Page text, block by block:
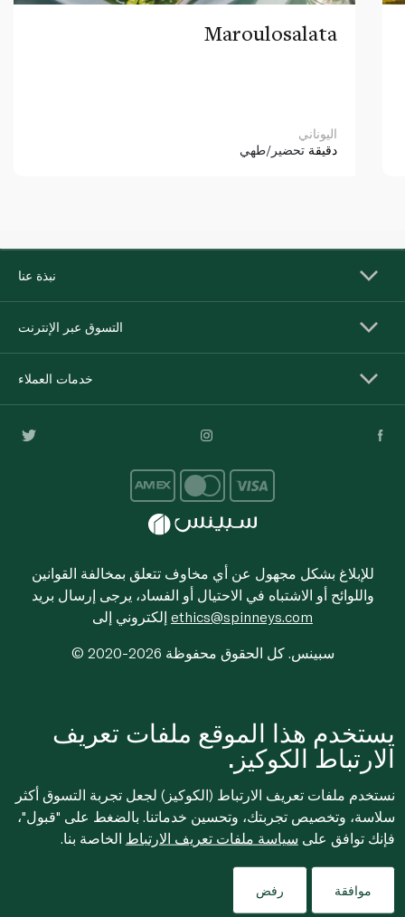
Maroulosalata
اليوناني
دقيقة تحضير/طهي
نبذة عنا
التسوق عبر الإنترنت
خدمات العملاء
للإبلاغ بشكل مجهول عن أي مخاوف تتعلق بمخالفة القوانين
واللوائح أو الاشتباه في الاحتيال أو الفساد، يرجى إرسال بريد
ethics@spinneys.com
© 2020-2026 سبينس. كل الحقوق محفوظة
يستخدم هذا الموقع ملفات تعريف
الارتباط الكوكيز.
نستخدم ملفات تعريف الارتباط (الكوكيز) لجعل تجربة التسوق أكثر
سلاسة، وتخصيص تجربتك، وتحسين خدماتنا. بالضغط على "قبول"،
فإنك توافق على سياسة ملفات تعريف الارتباط الخاصة بنا.
موافقة رفض